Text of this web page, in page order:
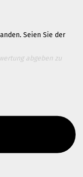
Seien Sie der
abgeben zu